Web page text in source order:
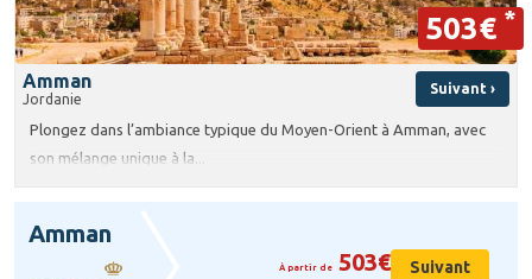
503€ *
Amman
Jordanie
Suivant ›
Plongez dans l’ambiance typique du Moyen-Orient à Amman, avec
son mélange unique à la...
Amman
À partir de 503€ Suivant